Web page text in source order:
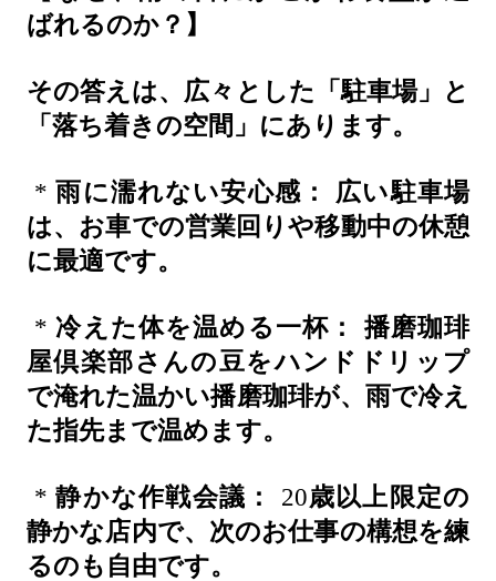
ばれるのか？】
その答えは、広々とした「駐車場」と
「落ち着きの空間」にあります。
*雨に濡れない安心感：
広い駐車場
は、お車での営業回りや移動中の休憩
に最適です。
*冷えた体を温める一杯：
播磨珈琲
屋倶楽部さんの豆をハンドドリップ
で淹れた温かい播磨珈琲が、雨で冷え
た指先まで温めます。
*静かな作戦会議： 20歳以上限定の
静かな店内で、次のお仕事の構想を練
るのも自由です。